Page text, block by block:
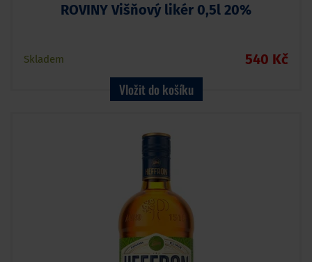
ROVINY Višňový likér 0,5l 20%
Skladem 540 Kč
Vložit do košíku